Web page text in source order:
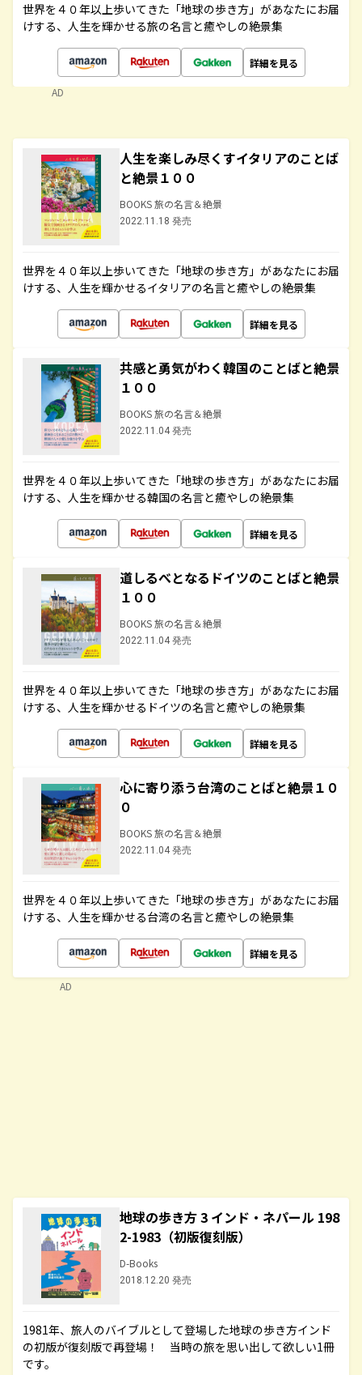
世界を４０年以上歩いてきた「地球の歩き方」があなたにお届
けする、人生を輝かせる旅の名言と癒やしの絶景集
詳細を見る
AD
人生を楽しみ尽くすイタリアのことば
と絶景１００
BOOKS 旅の名言＆絶景
2022.11.18 発売
世界を４０年以上歩いてきた「地球の歩き方」があなたにお届
けする、人生を輝かせるイタリアの名言と癒やしの絶景集
詳細を見る
共感と勇気がわく韓国のことばと絶景
１００
BOOKS 旅の名言＆絶景
2022.11.04 発売
世界を４０年以上歩いてきた「地球の歩き方」があなたにお届
けする、人生を輝かせる韓国の名言と癒やしの絶景集
詳細を見る
道しるべとなるドイツのことばと絶景
１００
BOOKS 旅の名言＆絶景
2022.11.04 発売
世界を４０年以上歩いてきた「地球の歩き方」があなたにお届
けする、人生を輝かせるドイツの名言と癒やしの絶景集
詳細を見る
心に寄り添う台湾のことばと絶景１０
０
BOOKS 旅の名言＆絶景
2022.11.04 発売
世界を４０年以上歩いてきた「地球の歩き方」があなたにお届
けする、人生を輝かせる台湾の名言と癒やしの絶景集
詳細を見る
地球の歩き方 3 インド・ネパール 198
2-1983（初版復刻版）
D-Books
2018.12.20 発売
1981年、旅人のバイブルとして登場した地球の歩き方インド
の初版が復刻版で再登場！ 当時の旅を思い出して欲しい1冊
です。
AD